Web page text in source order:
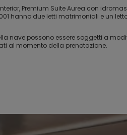
Premium Suite Aurea con
hanno due letti matrimoniali e un
nave possono essere soggetti a
al momento della prenotazione.